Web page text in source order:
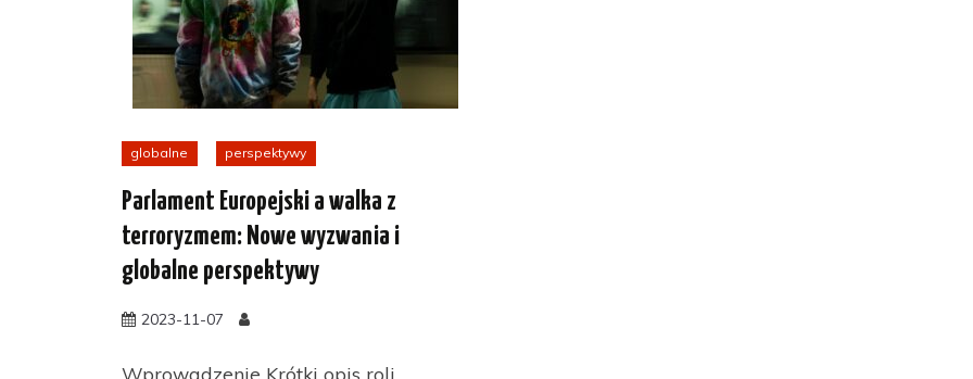
globalne perspektywy
Parlament Europejski a walka z
terroryzmem: Nowe wyzwania i
globalne perspektywy
2023-11-07
Wprowadzenie Krótki opis roli